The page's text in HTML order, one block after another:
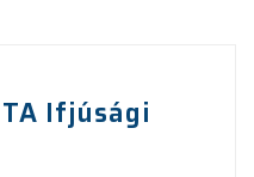
Ifjúsági